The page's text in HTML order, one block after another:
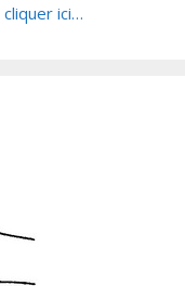
cliquer ici…